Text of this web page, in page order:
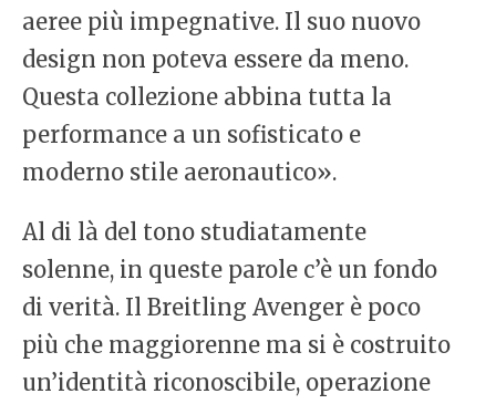
aeree più impegnative. Il suo nuovo
design non poteva essere da meno.
Questa collezione abbina tutta la
performance a un sofisticato e
moderno stile aeronautico».
Al di là del tono studiatamente
solenne, in queste parole c’è un fondo
di verità. Il Breitling Avenger è poco
più che maggiorenne ma si è costruito
un’identità riconoscibile, operazione